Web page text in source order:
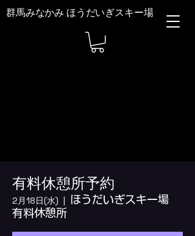
群馬みなかみ ほうだいぎスキー場
有料休憩所予約
2月18日(水)
  |
ほうだいぎスキー場
有料休憩所